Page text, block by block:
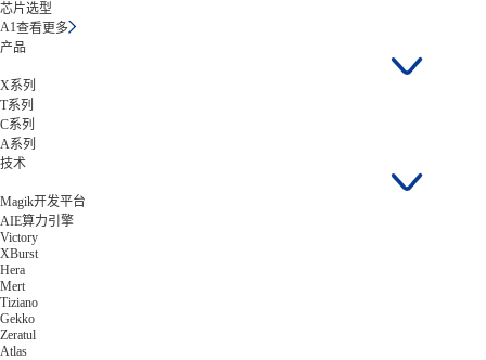
芯片选型
A1查看更多
产品
X系列
T系列
C系列
A系列
技术
Magik开发平台
AIE算力引擎
Victory
XBurst
Hera
Mert
Tiziano
Gekko
Zeratul
Atlas